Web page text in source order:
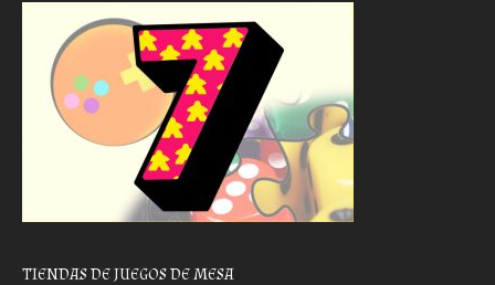
TIENDAS DE JUEGOS DE MESA